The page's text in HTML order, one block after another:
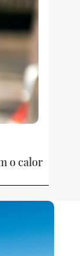
o calor